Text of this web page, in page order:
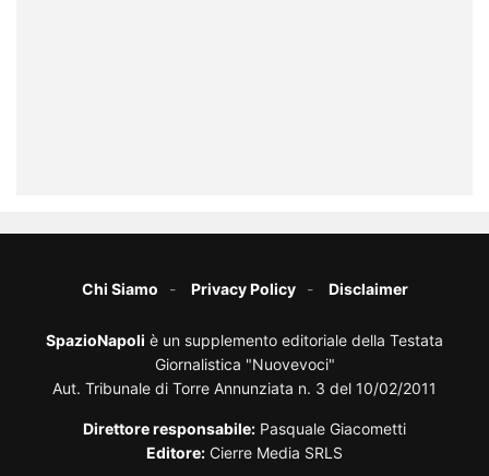
Chi Siamo Privacy Policy Disclaimer
SpazioNapoli è un supplemento editoriale della Testata
Giornalistica "Nuovevoci"
Aut. Tribunale di Torre Annunziata n. 3 del 10/02/2011
Direttore responsabile: Pasquale Giacometti
Editore: Cierre Media SRLS